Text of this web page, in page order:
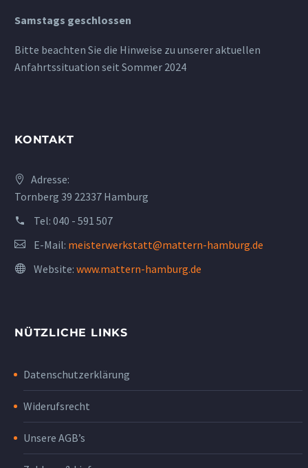
Samstags geschlossen
Bitte beachten Sie die Hinweise zu unserer aktuellen
Anfahrtssituation seit Sommer 2024
KONTAKT
Adresse:
Tornberg 39 22337 Hamburg
Tel: 040 - 591 507
E-Mail: meisterwerkstatt@mattern-hamburg.de
Website: www.mattern-hamburg.de
NÜTZLICHE LINKS
Datenschutzerklärung
Widerufsrecht
Unsere AGB’s